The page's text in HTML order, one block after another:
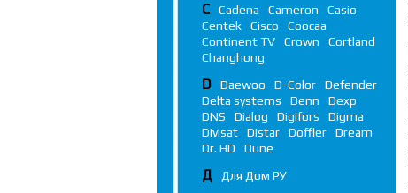
C Cadena Cameron
Casio
Centek
Cisco
Coocaa
Continent TV
Crown
Cortland
Changhong
D Daewoo D-Color
Defender
Delta systems
Denn
Dexp
DNS
Dialog Digifors
Digma
Divisat
Distar Doffler
Dream
Dr. HD
Dune
Д Для Дом РУ